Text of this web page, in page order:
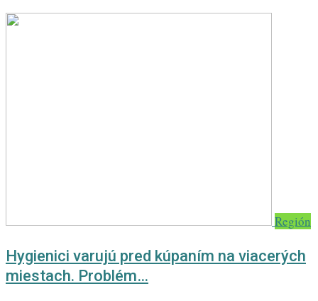
Región
Hygienici varujú pred kúpaním na viacerých
miestach. Problém…